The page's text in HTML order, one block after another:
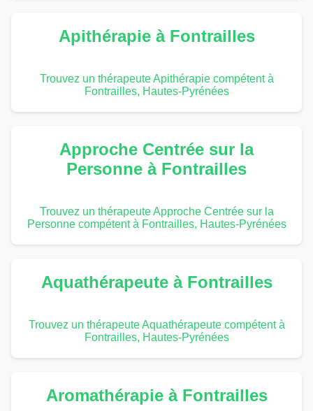
Apithérapie à Fontrailles
Trouvez un thérapeute Apithérapie compétent à
Fontrailles, Hautes-Pyrénées
Approche Centrée sur la
Personne à Fontrailles
Trouvez un thérapeute Approche Centrée sur la
Personne compétent à Fontrailles, Hautes-Pyrénées
Aquathérapeute à Fontrailles
Trouvez un thérapeute Aquathérapeute compétent à
Fontrailles, Hautes-Pyrénées
Aromathérapie à Fontrailles